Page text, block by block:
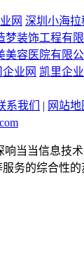
网 深圳小海拉
梦装饰工程有
美容医院有限
业网 凯里企
系我们 | 网站地
当当信息
务的综合性